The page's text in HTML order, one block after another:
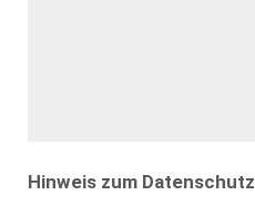
Hinweis zum Datenschutz